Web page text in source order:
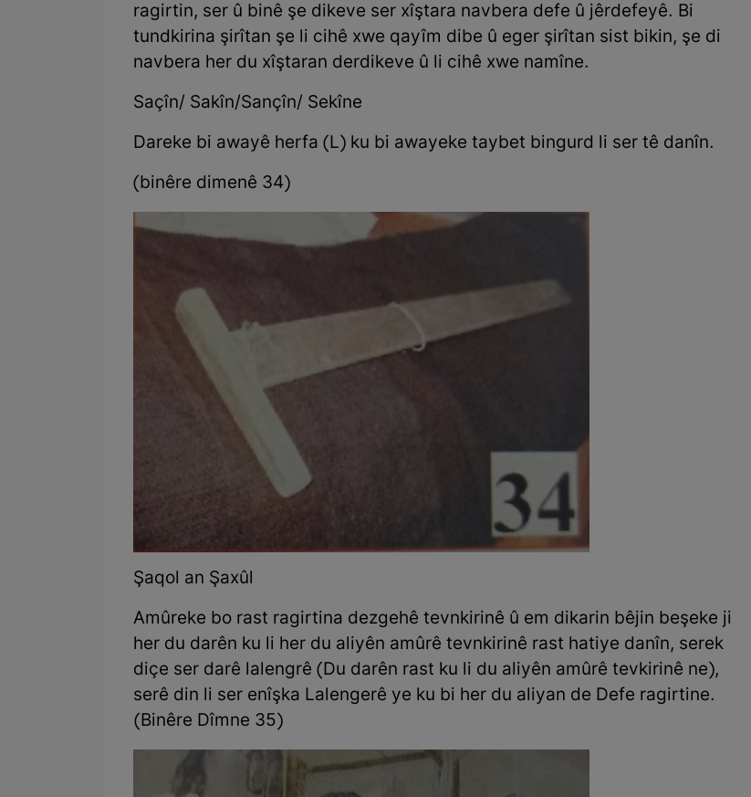
ragirtin, ser û binê şe dikeve ser xîştara navbera defe û jêrdefeyê. Bi
tundkirina şirîtan şe li cihê xwe qayîm dibe û eger şirîtan sist bikin, şe di
navbera her du xîştaran derdikeve û li cihê xwe namîne.
Saçîn/ Sakîn/Sançîn/ Sekîne
Dareke bi awayê herfa (L) ku bi awayeke taybet bingurd li ser tê danîn.
(binêre dimenê 34)
Şaqol an Şaxûl
Amûreke bo rast ragirtina dezgehê tevnkirinê û em dikarin bêjin beşeke ji
her du darên ku li her du aliyên amûrê tevnkirinê rast hatiye danîn, serek
diçe ser darê lalengrê (Du darên rast ku li du aliyên amûrê tevkirinê ne),
serê din li ser enîşka Lalengerê ye ku bi her du aliyan de Defe ragirtine.
(Binêre Dîmne 35)